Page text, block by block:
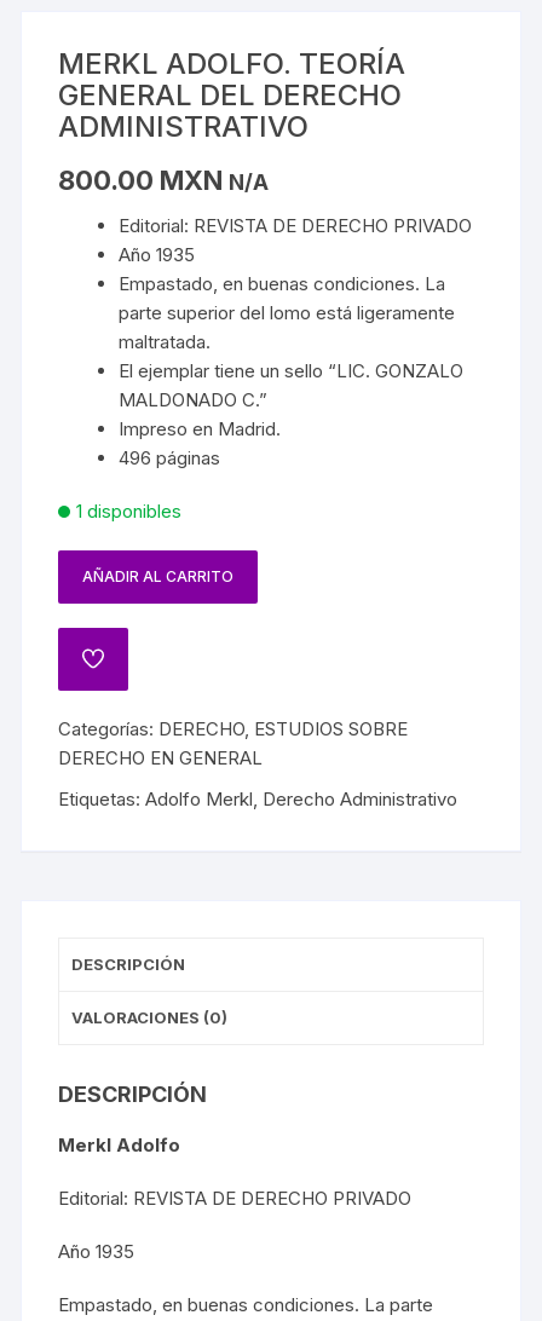
MERKL ADOLFO. TEORÍA
GENERAL DEL DERECHO
ADMINISTRATIVO
800.00 MXN N/A
Editorial: REVISTA DE DERECHO PRIVADO
Año 1935
Empastado, en buenas condiciones. La
parte superior del lomo está ligeramente
maltratada.
El ejemplar tiene un sello “LIC. GONZALO
MALDONADO C.”
Impreso en Madrid.
496 páginas
1 disponibles
AÑADIR AL CARRITO
Categorías: DERECHO, ESTUDIOS SOBRE
DERECHO EN GENERAL
Etiquetas:Adolfo Merkl, Derecho Administrativo
DESCRIPCIÓN
VALORACIONES (0)
DESCRIPCIÓN
Merkl Adolfo
Editorial: REVISTA DE DERECHO PRIVADO
Año 1935
Empastado, en buenas condiciones. La parte